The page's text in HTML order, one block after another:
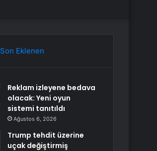
Son Eklenen
Reklam izleyene bedava
olacak: Yeni oyun
sistemi tanıtıldı
Ağustos 6, 2026
Trump tehdit üzerine
uçak değiştirmiş